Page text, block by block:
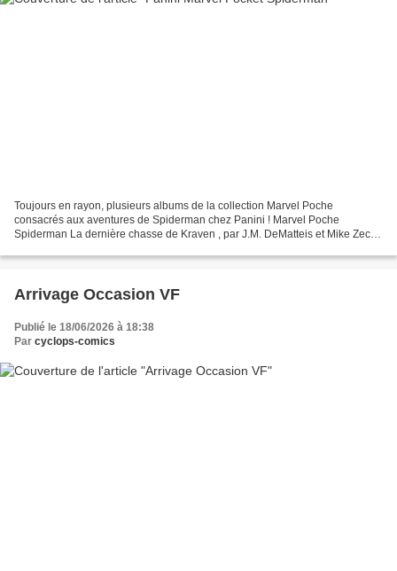
Toujours en rayon, plusieurs albums de la collection Marvel Poche
consacrés aux aventures de Spiderman chez Panini ! Marvel Poche
Spiderman La dernière chasse de Kraven , par J.M. DeMatteis et Mike Zeck
Arrivage Occasion VF
Publié le 18/06/2026 à 18:38
Par cyclops-comics